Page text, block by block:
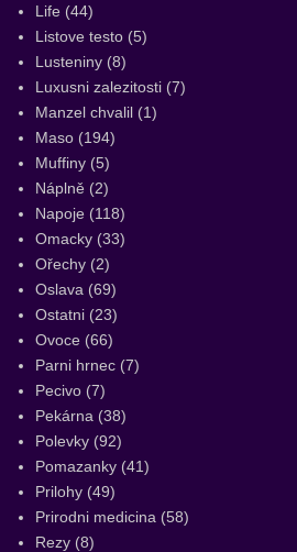
Life (44)
Listove testo (5)
Lusteniny (8)
Luxusni zalezitosti (7)
Manzel chvalil (1)
Maso (194)
Muffiny (5)
Náplně (2)
Napoje (118)
Omacky (33)
Ořechy (2)
Oslava (69)
Ostatni (23)
Ovoce (66)
Parni hrnec (7)
Pecivo (7)
Pekárna (38)
Polevky (92)
Pomazanky (41)
Prilohy (49)
Prirodni medicina (58)
Rezy (8)